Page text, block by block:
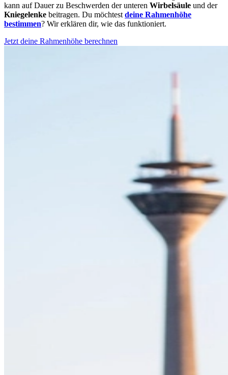
kann auf Dauer zu Beschwerden der unteren Wirbelsäule und der
Kniegelenke beitragen. Du möchtest deine Rahmenhöhe
bestimmen? Wir erklären dir, wie das funktioniert.
Jetzt deine Rahmenhöhe berechnen